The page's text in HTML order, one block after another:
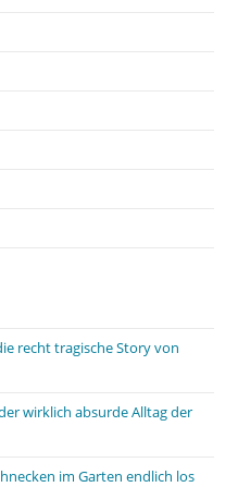
recht tragische Story von
wirklich absurde Alltag der
im Garten endlich los